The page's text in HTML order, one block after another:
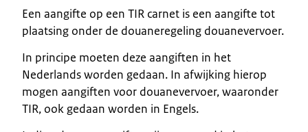
Een aangifte op een TIR carnet is een aangifte tot
plaatsing onder de douaneregeling douanevervoer.
In principe moeten deze aangiften in het
Nederlands worden gedaan. In afwijking hierop
mogen aangiften voor douanevervoer, waaronder
TIR, ook gedaan worden in Engels.